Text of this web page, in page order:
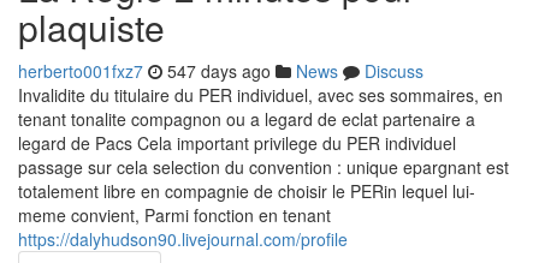
plaquiste
herberto001fxz7 547 days ago News
Discuss
Invalidite du titulaire du PER individuel, avec ses sommaires, en
tenant tonalite compagnon ou a legard de eclat partenaire a
legard de Pacs Cela important privilege du PER individuel
passage sur cela selection du convention : unique epargnant est
totalement libre en compagnie de choisir le PERin lequel lui-
meme convient, Parmi fonction en tenant
https://dalyhudson90.livejournal.com/profile